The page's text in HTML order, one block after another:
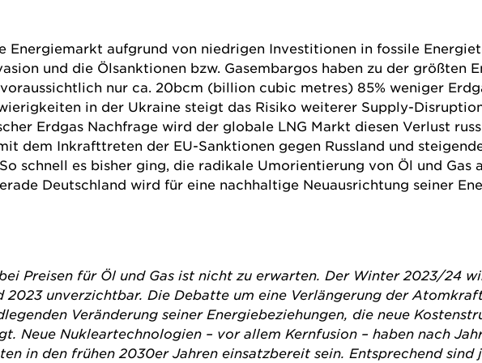
aufgrund von niedrigen Investitionen in fossile
und die Ölsanktionen bzw. Gasembargos haben zu der größten
nur ca. 20bcm (billion cubic metres) 85% weniger
in der Ukraine steigt das Risiko weiterer Supply-
Erdgas Nachfrage wird der globale LNG Markt diesen Verlust
dem Inkrafttreten der EU-Sanktionen gegen Russland und
schnell es bisher ging, die radikale Umorientierung von Öl und Gas
Deutschland wird für eine nachhaltige Neuausrichtung seiner
Preisen für Öl und Gas ist nicht zu erwarten. Der Winter 2023/24
2023 unverzichtbar. Die Debatte um eine Verlängerung der
Veränderung seiner Energiebeziehungen, die neue
Neue Nukleartechnologien – vor allem Kernfusion – haben nach
in den frühen 2030er Jahren einsatzbereit sein. Entsprechend